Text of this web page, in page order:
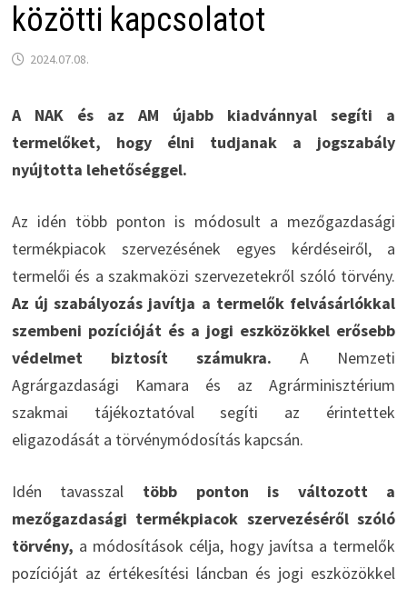
közötti kapcsolatot
2024.07.08.
A NAK és az AM újabb kiadvánnyal segíti a
termelőket, hogy élni tudjanak a jogszabály
nyújtotta lehetőséggel.
Az idén több ponton is módosult a mezőgazdasági
termékpiacok szervezésének egyes kérdéseiről, a
termelői és a szakmaközi szervezetekről szóló törvény.
Az új szabályozás javítja a termelők felvásárlókkal
szembeni pozícióját és a jogi eszközökkel erősebb
védelmet biztosít számukra. A Nemzeti
Agrárgazdasági Kamara és az Agrárminisztérium
szakmai tájékoztatóval segíti az érintettek
eligazodását a törvénymódosítás kapcsán.
Idén tavasszal több ponton is változott a
mezőgazdasági termékpiacok szervezéséről szóló
törvény, a módosítások célja, hogy javítsa a termelők
pozícióját az értékesítési láncban és jogi eszközökkel